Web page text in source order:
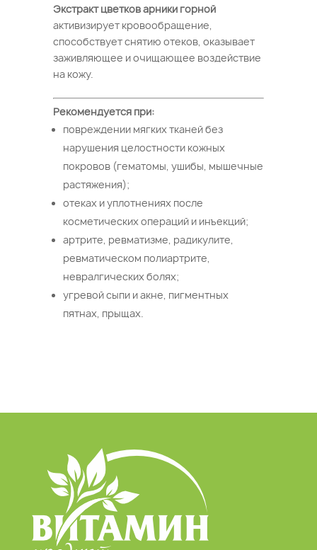
Экстракт цветков арники горной
активизирует кровообращение,
способствует снятию отеков, оказывает
заживляющее и очищающее воздействие
на кожу.
Рекомендуется при:
повреждении мягких тканей без
нарушения целостности кожных
покровов (гематомы, ушибы, мышечные
растяжения);
отеках и уплотнениях после
косметических операций и инъекций;
артрите, ревматизме, радикулите,
ревматическом полиартрите,
невралгических болях;
угревой сыпи и акне, пигментных
пятнах, прыщах.